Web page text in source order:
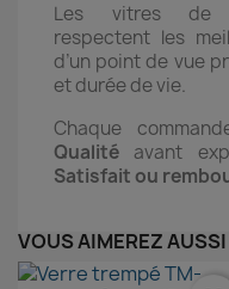
Les vitres de
respectent les
d’un point de vue
et durée de vie.
Chaque
Qualité avant
Satisfait ou
VOUS AIMEREZ AUSSI